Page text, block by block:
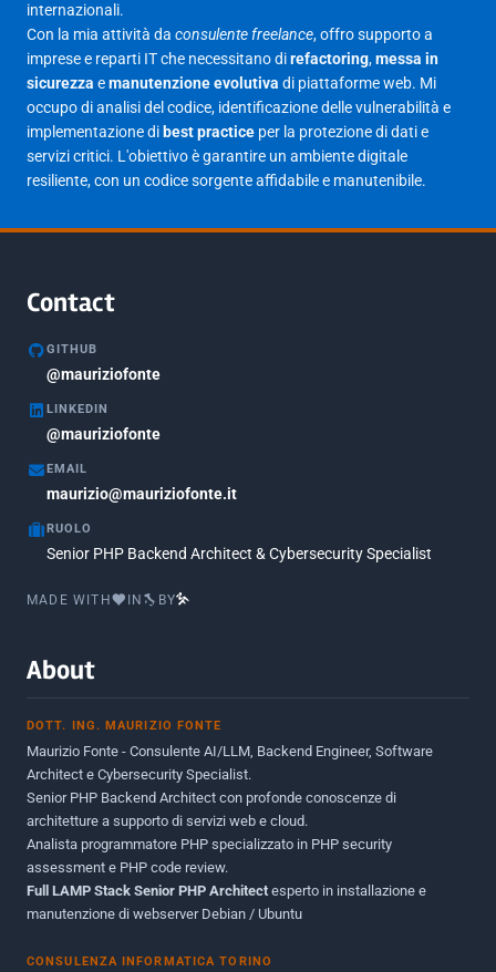
Marzo 2025
Febbraio 2025 17
Gennaio 2025
Giugno 2023
Maggio 2023
Agosto 2020
Marzo 2018
Febbraio 2018
Marzo 2017
Luglio 2016
Febbraio 2016
Giugno 2012
Maggio 2011
Dicembre 2010
Ottobre 2010
Maggio 2010
internazionali.
Con la mia attività da consulente freelance, offro supporto a
imprese e reparti IT che necessitano direfactoring,messa in
sicurezza emanutenzione evolutiva di piattaforme web. Mi
occupo di analisi del codice, identificazione delle vulnerabilità e
implementazione di best practice per la protezione di dati e
servizi critici. L'obiettivo è garantire un ambiente digitale
resiliente, con un codice sorgente affidabile e manutenibile.
Contact
GITHUB
@mauriziofonte
LINKEDIN
@mauriziofonte
EMAIL
maurizio@mauriziofonte.it
RUOLO
Senior PHP Backend Architect & Cybersecurity Specialist
MADE WITH IN BY
About
DOTT. ING. MAURIZIO FONTE
Maurizio Fonte - Consulente AI/LLM, Backend Engineer, Software
Architect e Cybersecurity Specialist.
Senior PHP Backend Architect con profonde conoscenze di
architetture a supporto di servizi web e cloud.
Analista programmatore PHP specializzato in PHP security
assessment e PHP code review.
Full LAMP Stack Senior PHP Architect esperto in installazione e
manutenzione di webserver Debian / Ubuntu
CONSULENZA INFORMATICA TORINO